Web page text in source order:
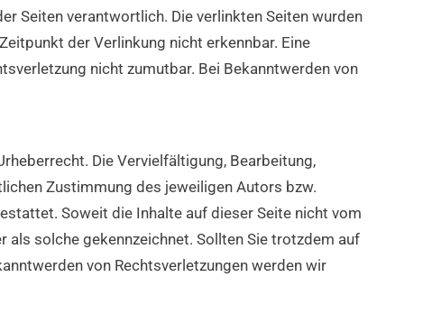
Seiten verantwortlich. Die verlinkten Seiten wurden
der Verlinkung nicht erkennbar. Eine
nicht zumutbar. Bei Bekanntwerden von
Die Vervielfältigung, Bearbeitung,
Zustimmung des jeweiligen Autors bzw.
Soweit die Inhalte auf dieser Seite nicht vom
solche gekennzeichnet. Sollten Sie trotzdem auf
von Rechtsverletzungen werden wir